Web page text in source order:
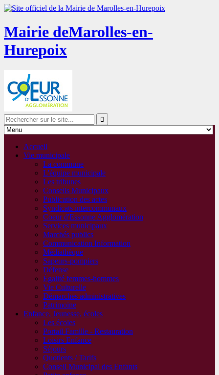
Mairie deMarolles-en-
Hurepoix
Accueil
Vie municipale
La commune
L'équipe municipale
Les tribunes
Conseils Municipaux
Publication des actes
Syndicats intercommunaux
Coeur d'Essonne Agglomération
Services municipaux
Marchés publics
Communication Information
Médiathèque
Sapeurs-pompiers
Défense
Égalité femmes-hommes
Vie Culturelle
Démarches administratives
Patrimoine
Enfance, Jeunesse, écoles
Les écoles
Portail Famille - Restauration
Loisirs Enfance
Séjours
Quotients / Tarifs
Conseil Municipal des Enfants